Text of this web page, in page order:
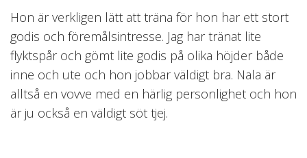
Hon är verkligen lätt att träna för hon har ett stort
godis och föremålsintresse. Jag har tränat lite
flyktspår och gömt lite godis på olika höjder både
inne och ute och hon jobbar väldigt bra. Nala är
alltså en vovve med en härlig personlighet och hon
är ju också en väldigt söt tjej.